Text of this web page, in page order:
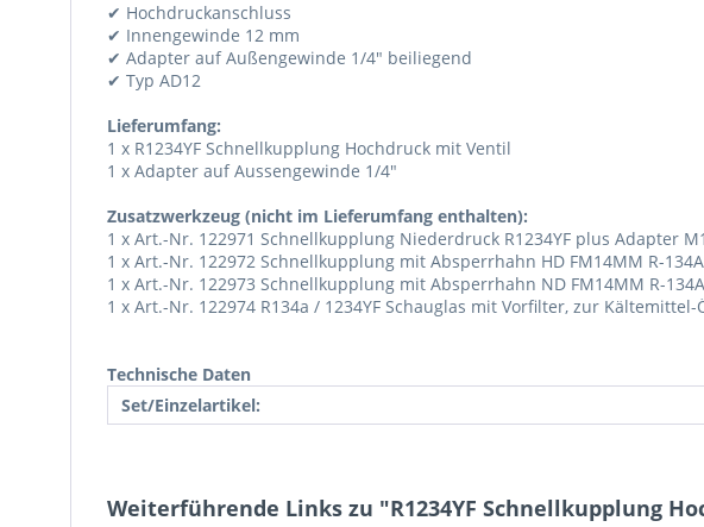
✔ Hochdruckanschluss
✔ Innengewinde 12 mm
✔ Adapter auf Außengewinde 1/4" beiliegend
✔ Typ AD12
Lieferumfang:
1 x R1234YF Schnellkupplung Hochdruck mit Ventil
1 x Adapter auf Aussengewinde 1/4"
Zusatzwerkzeug (nicht im Lieferumfang enthalten):
1 x Art.-Nr. 122971 Schnellkupplung Niederdruck R1234YF plus Adapter
1 x Art.-Nr. 122972 Schnellkupplung mit Absperrhahn HD FM14MM R-134A
1 x Art.-Nr. 122973 Schnellkupplung mit Absperrhahn ND FM14MM R-134A
1 x Art.-Nr. 122974 R134a / 1234YF Schauglas mit Vorfilter, zur
Technische Daten
Set/Einzelartikel:
Weiterführende Links zu "R1234YF Schnellkupplung